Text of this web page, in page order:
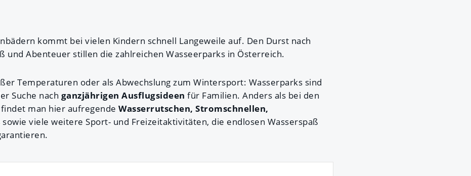
kommt bei vielen Kindern schnell Langeweile auf. Den Durst nach
und Abenteuer stillen die zahlreichen Wasseerparks in Österreich.
Temperaturen oder als Abwechslung zum Wintersport: Wasserparks sind
Suche nach ganzjährigen Ausflugsideen für Familien. Anders als bei den
man hier aufregende Wasserrutschen, Stromschnellen,
sowie viele weitere Sport- und Freizeitaktivitäten, die endlosen Wasserspaß